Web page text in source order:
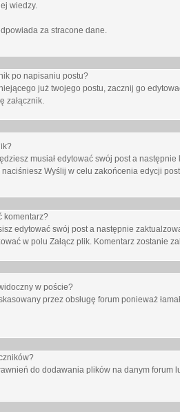
wiedzy.
za stracone dane.
po napisaniu postu?
już twojego postu, zacznij go
załącznik.
musiał edytować swój post a
naciśniesz Wyślij w celu zakońcenia edycji
komentarz?
edytować swój post a następnie
w polu Załącz plik. Komentarz zostanie
w poście?
przez obsługę forum ponieważ
do dodawania plików na danym forum